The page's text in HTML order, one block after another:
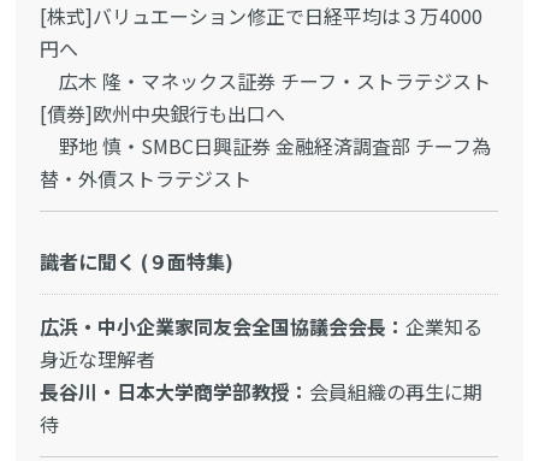
[株式]バリュエーション修正で日経平均は３万4000
円へ
広木 隆・マネックス証券 チーフ・ストラテジスト
[債券]欧州中央銀行も出口へ
野地 慎・SMBC日興証券 金融経済調査部 チーフ為
替・外債ストラテジスト
識者に聞く (９面特集)
広浜・中小企業家同友会全国協議会会長：企業知る
身近な理解者
長谷川・日本大学商学部教授： 会員組織の再生に期
待